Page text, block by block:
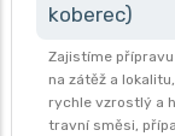
koberec)
Zajistíme
na zátěž a
rychle vzrostlý a
travní směsi,